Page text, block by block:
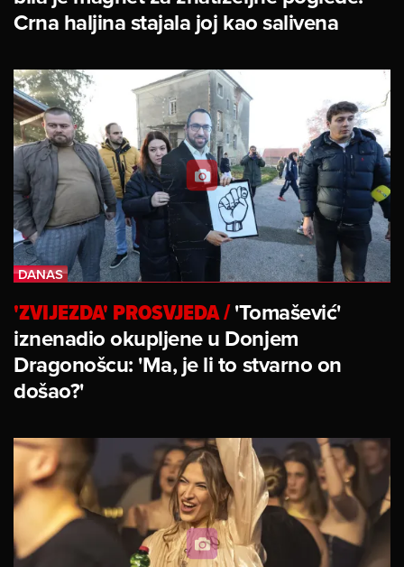
Crna haljina stajala joj kao salivena
'ZVIJEZDA' PROSVJEDA/'Tomašević'
iznenadio okupljene u Donjem
Dragonošcu: 'Ma, je li to stvarno on
došao?'